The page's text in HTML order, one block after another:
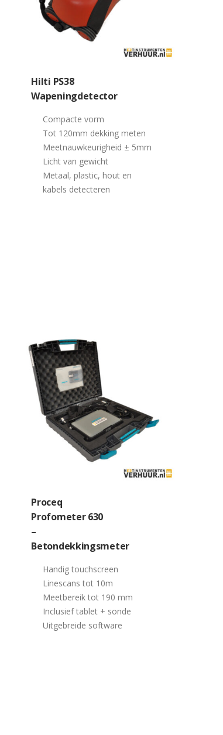
Hilti PS38
Wapeningdetector
Compacte vorm
Tot 120mm dekking meten
Meetnauwkeurigheid ± 5mm
Licht van gewicht
Metaal, plastic, hout en
kabels detecteren
Proceq
Profometer 630
–
Betondekkingsmeter
Handig touchscreen
Linescans tot 10m
Meetbereik tot 190 mm
Inclusief tablet + sonde
Uitgebreide software